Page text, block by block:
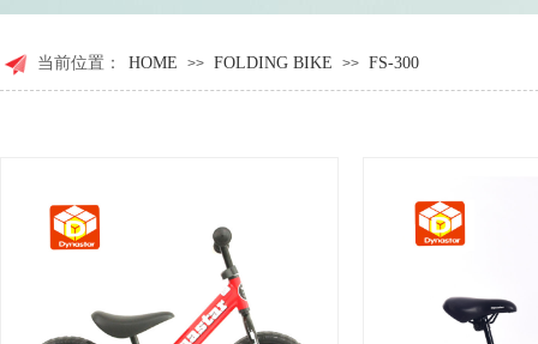
当前位置： HOME >> FOLDING BIKE >> FS-300